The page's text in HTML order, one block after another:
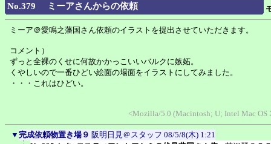
No.379 ミーアさんからの依頼
ミーア＠愛鳴之藩国さん依頼のイラストを提出させていただきます。
コメント）
ずっと全裸のくせに何故かかっこいいバルクに嫉妬。
くやしいので一番ひどい絵面の場面をイラストにしてみました。
・・・これはひどい。
<Mozilla/5.0 (Macintosh; U; Intel Mac OS
▼ 完成依頼物置き場９ 阪明日見＠スタッフ 08/5/8(木) 1:21